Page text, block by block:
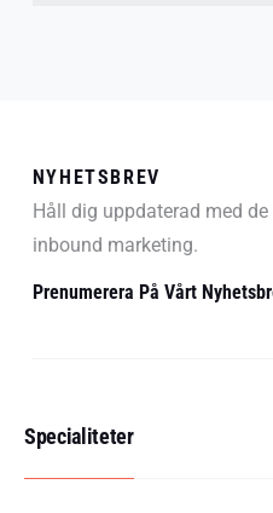
NYHETSBREV
Håll dig uppdaterad med
inbound marketing.
Prenumerera På Vårt
Specialiteter